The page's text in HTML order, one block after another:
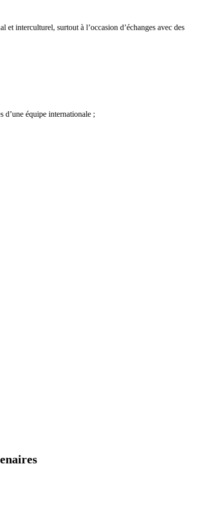
interculturel, surtout à l’occasion d’échanges avec des
d’une équipe internationale ;